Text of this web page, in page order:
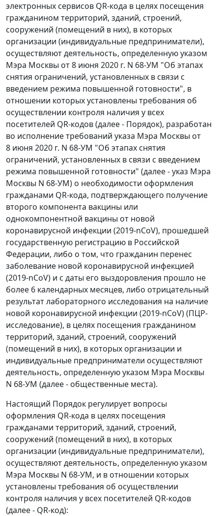
электронных сервисов QR-кода в целях посещения
гражданином территорий, зданий, строений,
сооружений (помещений в них), в которых
организации (индивидуальные предприниматели),
осуществляют деятельность, определенную указом
Мэра Москвы от 8 июня 2020 г. N 68-УМ "Об этапах
снятия ограничений, установленных в связи с
введением режима повышенной готовности", в
отношении которых установлены требования об
осуществлении контроля наличия у всех
посетителей QR-кодов (далее - Порядок), разработан
во исполнение требований указа Мэра Москвы от
8 июня 2020 г. N 68-УМ "Об этапах снятия
ограничений, установленных в связи с введением
режима повышенной готовности" (далее - указ Мэра
Москвы N 68-УМ) о необходимости оформления
гражданами QR-кода, подтверждающего получение
второго компонента вакцины или
однокомпонентной вакцины от новой
коронавирусной инфекции (2019-nCoV), прошедшей
государственную регистрацию в Российской
Федерации, либо о том, что гражданин перенес
заболевание новой коронавирусной инфекцией
(2019-nCoV) и с даты его выздоровления прошло не
более 6 календарных месяцев, либо отрицательный
результат лабораторного исследования на наличие
новой коронавирусной инфекции (2019-nCoV) (ПЦР-
исследование), в целях посещения гражданином
территорий, зданий, строений, сооружений
(помещений в них), в которых организации и
индивидуальные предприниматели осуществляют
деятельность, определенную указом Мэра Москвы
N 68-УМ (далее - общественные места).
Настоящий Порядок регулирует вопросы
оформления QR-кода в целях посещения
гражданами территорий, зданий, строений,
сооружений (помещений в них), в которых
организации (индивидуальные предприниматели),
осуществляют деятельность, определенную указом
Мэра Москвы N 68-УМ, и в отношении которых
установлены требования об осуществлении
контроля наличия у всех посетителей QR-кодов
(далее - QR-код):